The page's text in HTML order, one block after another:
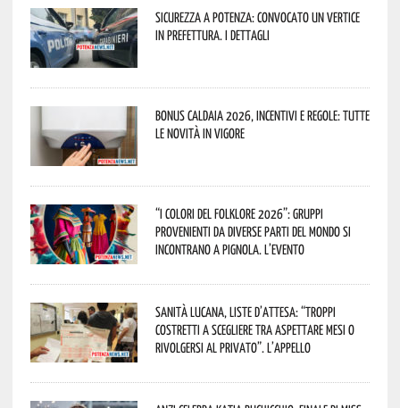
Sicurezza a Potenza: convocato un vertice
in Prefettura. I dettagli
Bonus caldaia 2026, incentivi e regole: tutte
le novità in vigore
“I Colori del Folklore 2026”: gruppi
provenienti da diverse parti del mondo si
incontrano a Pignola. L’evento
Sanità lucana, liste d’attesa: “Troppi
costretti a scegliere tra aspettare mesi o
rivolgersi al privato”. L’appello